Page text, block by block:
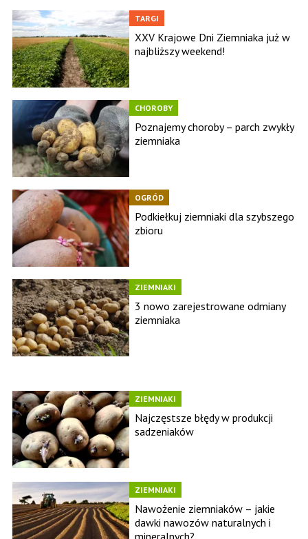
TARGI
XXV Krajowe Dni Ziemniaka już w
najbliższy weekend!
CHOROBY
Poznajemy choroby – parch zwykły
ziemniaka
OGRÓD
Podkiełkuj ziemniaki dla szybszego
zbioru
ZIEMNIAKI
3 nowo zarejestrowane odmiany
ziemniaka
ZIEMNIAKI
Najczęstsze błędy w produkcji
sadzeniaków
ZIEMNIAKI
Nawożenie ziemniaków – jakie
dawki nawozów naturalnych i